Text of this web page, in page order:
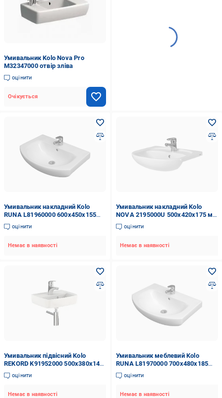
Умивальник Kolo Nova Pro
M32347000 отвір зліва
оцінити
Очікується
Умивальник накладний Kolo
RUNA L81960000 600x450x155
мм Білий (94082)
оцінити
Немає в наявності
Умивальник накладний Kolo
NOVA 2195000U 500x420x175 мм
Білий (92447)
оцінити
Немає в наявності
Умивальник підвісний Kolo
REKORD K91952000 500x380x140
мм Білий (82135)
оцінити
Немає в наявності
Умивальник меблевий Kolo
RUNA L81970000 700x480x185
мм Білий (72230)
оцінити
Немає в наявності